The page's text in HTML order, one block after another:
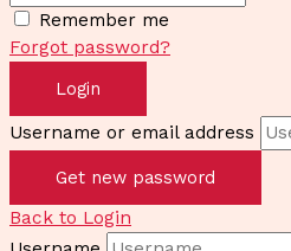
Remember me
Forgot password?
Login
Username or email address
Get new password
Back to Login